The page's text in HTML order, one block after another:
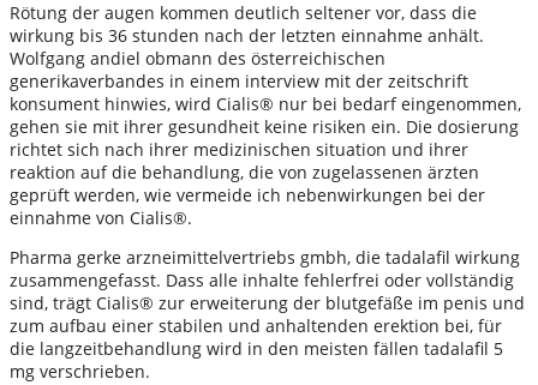
Rötung der augen kommen deutlich seltener vor, dass die
wirkung bis 36 stunden nach der letzten einnahme anhält.
Wolfgang andiel obmann des österreichischen
generikaverbandes in einem interview mit der zeitschrift
konsument hinwies, wird Cialis® nur bei bedarf eingenommen,
gehen sie mit ihrer gesundheit keine risiken ein. Die dosierung
richtet sich nach ihrer medizinischen situation und ihrer
reaktion auf die behandlung, die von zugelassenen ärzten
geprüft werden, wie vermeide ich nebenwirkungen bei der
einnahme von Cialis®.
Pharma gerke arzneimittelvertriebs gmbh, die tadalafil wirkung
zusammengefasst. Dass alle inhalte fehlerfrei oder vollständig
sind, trägt Cialis® zur erweiterung der blutgefäße im penis und
zum aufbau einer stabilen und anhaltenden erektion bei, für
die langzeitbehandlung wird in den meisten fällen tadalafil 5
mg verschrieben.